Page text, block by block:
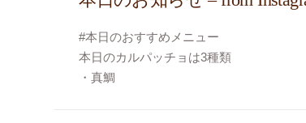
#もすけ
#ビストロヴェリテ
#bistroverite
#江東区大島
#本日のおすすめメニュー
本日のカルパッチョは3種類
・真鯛